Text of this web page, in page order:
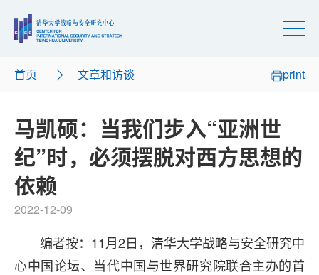
首页 文章和访谈 print
马凯硕：当我们步入“亚洲世
纪”时，必须摆脱对西方思想的
依赖
2022-12-09
编者按：11月2日，清华大学战略与安全研究中
心中国论坛、当代中国与世界研究院联合主办的首